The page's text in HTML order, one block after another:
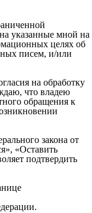
указанные мной на
целях об
писем, и/или
на обработку
что владею
обращения к
закона от
«Оставить
подтвердить